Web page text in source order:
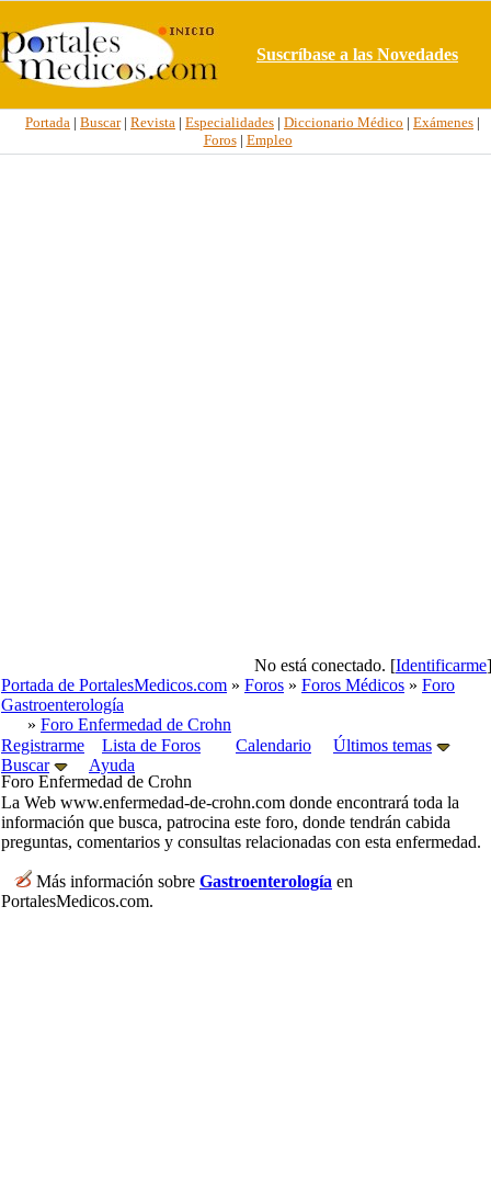
Suscríbase a las Novedades
Portada | Buscar| Revista | Especialidades | Diccionario Médico | Exámenes |
Foros| Empleo
No está conectado. [Identificarme]
Portada de PortalesMedicos.com » Foros » Foros Médicos » Foro
Gastroenterología
» Foro Enfermedad de Crohn
Registrarme
Lista de Foros Calendario
Últimos temas
Buscar
Ayuda
Foro Enfermedad de Crohn
La Web www.enfermedad-de-crohn.com donde encontrará toda la
información que busca, patrocina este foro, donde tendrán cabida
preguntas, comentarios y consultas relacionadas con esta enfermedad.
Más información sobre Gastroenterología en
PortalesMedicos.com.